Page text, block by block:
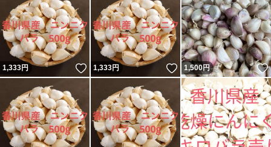
1,333円 いいね！
1,333円 いいね！
1,500円